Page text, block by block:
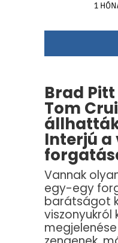
1
Brad
Tom
Interjú
Vannak
egy-egy
barátságot
viszonyukról